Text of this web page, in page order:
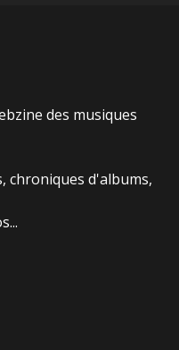
des musiques
chroniques d'albums,